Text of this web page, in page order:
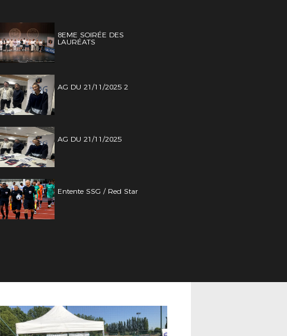
8EME SOIRÉE DES
LAURÉATS
AG DU 21/11/2025 2
AG DU 21/11/2025
Entente SSG / Red Star